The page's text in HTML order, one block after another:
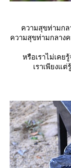
ความสุขท่ามกล
ความสุขท่ามกลาง
หรือเราไม่เคย
เราเพียงแ